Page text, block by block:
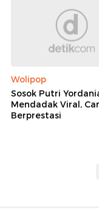
Wolipop
Sosok Putri
Mendadak Viral,
Berprestasi